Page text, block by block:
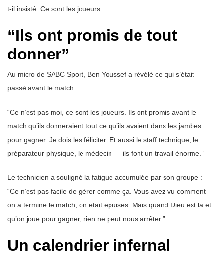
t-il insisté. Ce sont les joueurs.
“Ils ont promis de tout
donner”
Au micro de SABC Sport, Ben Youssef a révélé ce qui s’était
passé avant le match :
“Ce n’est pas moi, ce sont les joueurs. Ils ont promis avant le
match qu’ils donneraient tout ce qu’ils avaient dans les jambes
pour gagner. Je dois les féliciter. Et aussi le staff technique, le
préparateur physique, le médecin — ils font un travail énorme.”
Le technicien a souligné la fatigue accumulée par son groupe :
“Ce n’est pas facile de gérer comme ça. Vous avez vu comment
on a terminé le match, on était épuisés. Mais quand Dieu est là et
qu’on joue pour gagner, rien ne peut nous arrêter.”
Un calendrier infernal